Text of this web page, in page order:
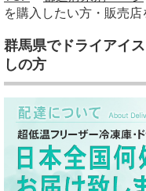
を購入したい方・販売
群馬県でドライアイ
しの方